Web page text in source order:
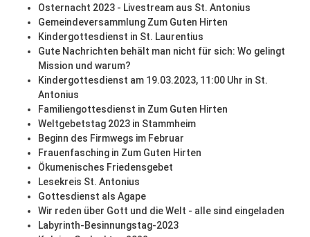
Osternacht 2023 - Livestream aus St. Antonius
Gemeindeversammlung Zum Guten Hirten
Kindergottesdienst in St. Laurentius
Gute Nachrichten behält man nicht für sich: Wo gelingt
Mission und warum?
Kindergottesdienst am 19.03.2023, 11:00 Uhr in St.
Antonius
Familiengottesdienst in Zum Guten Hirten
Weltgebetstag 2023 in Stammheim
Beginn des Firmwegs im Februar
Frauenfasching in Zum Guten Hirten
Ökumenisches Friedensgebet
Lesekreis St. Antonius
Gottesdienst als Agape
Wir reden über Gott und die Welt - alle sind eingeladen
Labyrinth-Besinnungstag-2023